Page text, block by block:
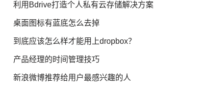
利用Bdrive打造个人私有云存储解决方案
桌面图标有蓝底怎么去掉
到底应该怎么样才能用上dropbox？
产品经理的时间管理技巧
新浪微博推荐给用户最感兴趣的人